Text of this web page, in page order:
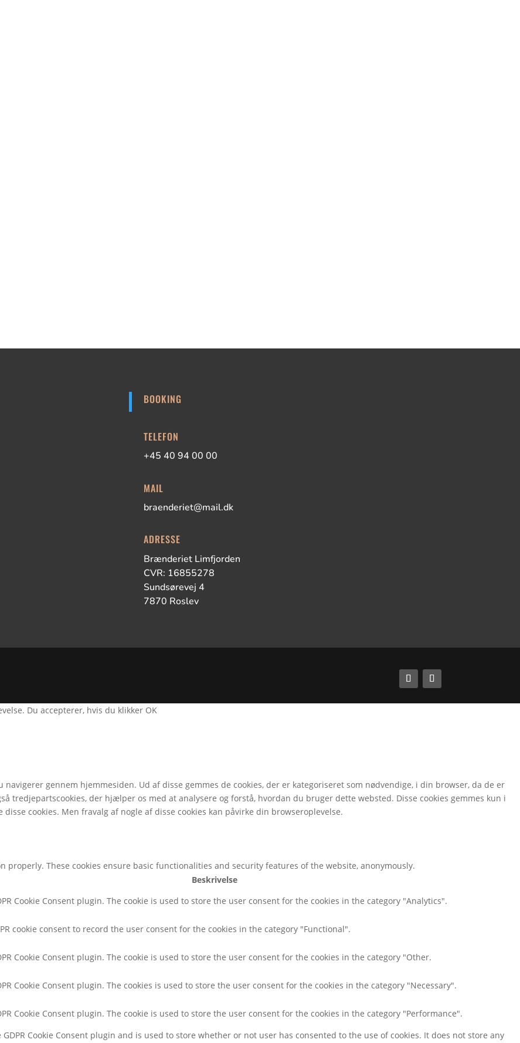
BOOKING
TELEFON
+45 40 94 00 00
MAIL
braenderiet@mail.dk
ADRESSE
Brænderiet Limfjorden
CVR: 16855278
Sundsørevej 4
7870 Roslev
Du accepterer, hvis du klikker OK
gennem hjemmesiden. Ud af disse gemmes de cookies, der er kategoriseret som nødvendige, i din browser, da de er
tredjepartscookies, der hjælper os med at analysere og forstå, hvordan du bruger dette websted. Disse cookies gemmes kun i
cookies. Men fravalg af nogle af disse cookies kan påvirke din browseroplevelse.
properly. These cookies ensure basic functionalities and security features of the website, anonymously.
Beskrivelse
Cookie Consent plugin. The cookie is used to store the user consent for the cookies in the category "Analytics".
cookie consent to record the user consent for the cookies in the category "Functional".
Cookie Consent plugin. The cookie is used to store the user consent for the cookies in the category "Other.
Cookie Consent plugin. The cookies is used to store the user consent for the cookies in the category "Necessary".
Cookie Consent plugin. The cookie is used to store the user consent for the cookies in the category "Performance".
GDPR Cookie Consent plugin and is used to store whether or not user has consented to the use of cookies. It does not store any